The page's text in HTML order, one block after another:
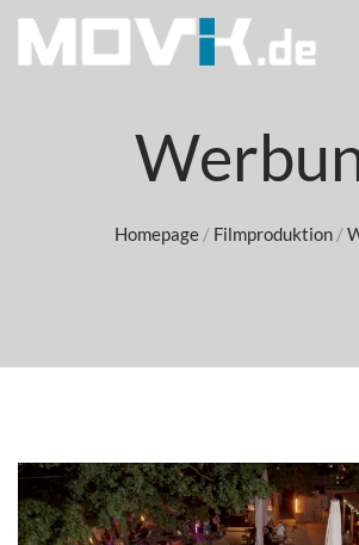
Skip
content
Luftaufnahmen
Homepage / Filmproduktion /